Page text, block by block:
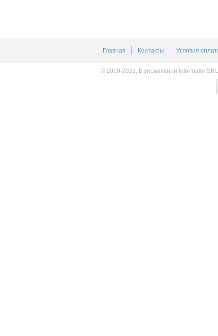
Главная Контакты Условия
© 2009-2022, В управлении Informator SRL